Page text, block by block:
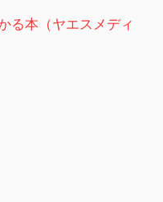
る本（ヤエスメディ